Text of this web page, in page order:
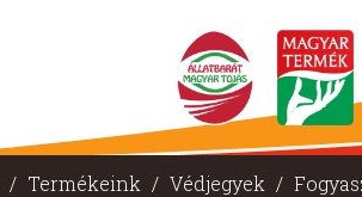
/ Termékeink / Védjegyek /